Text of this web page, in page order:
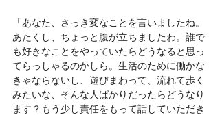
「あなた、さっき変なことを言いましたね。
あたくし、ちょっと腹が立ちましたわ。誰で
も好きなことをやっていたらどうなると思っ
てらっしゃるのかしら。生活のために働かな
きゃならないし、遊びまわって、流れて歩く
みたいな、そんな人ばかりだったらどうなり
ます？もう少し責任をもって話していただき